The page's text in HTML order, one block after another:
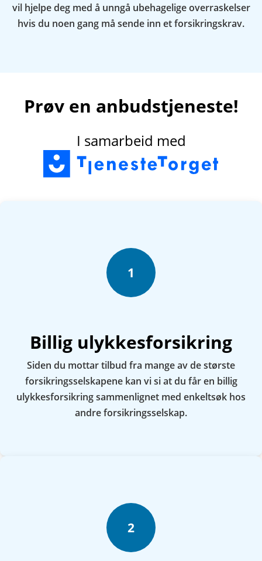
vil hjelpe deg med å unngå ubehagelige overraskelser
hvis du noen gang må sende inn et forsikringskrav.
Prøv en anbudstjeneste!
I samarbeid med
1
Billig ulykkesforsikring
Siden du mottar tilbud fra mange av de største
forsikringsselskapene kan vi si at du får en billig
ulykkesforsikring sammenlignet med enkeltsøk hos
andre forsikringsselskap.
2